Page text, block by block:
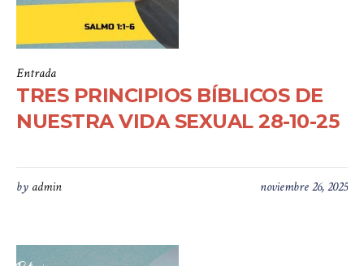
Entrada
TRES PRINCIPIOS BÍBLICOS DE
NUESTRA VIDA SEXUAL 28-10-25
noviembre 26, 2025
by admin